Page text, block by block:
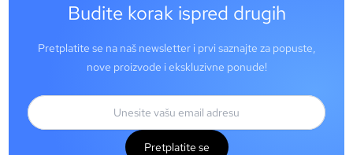
Budite korak ispred drugih
Pretplatite se na naš newsletter i prvi saznajte za popuste,
nove proizvode i ekskluzivne ponude!
Pretplatite se